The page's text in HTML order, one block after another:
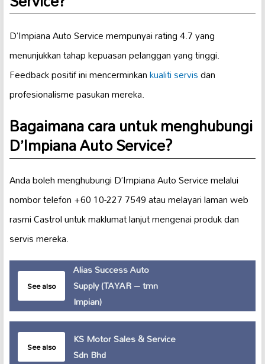
D’Impiana Auto Service mempunyai rating 4.7 yang
menunjukkan tahap kepuasan pelanggan yang tinggi.
Feedback positif ini mencerminkankualiti servisdan
profesionalisme pasukan mereka.
Bagaimana cara untuk menghubungi
D’Impiana Auto Service?
Anda boleh menghubungi D’Impiana Auto Service melalui
nombor telefon +60 10-227 7549 atau melayari laman web
rasmi Castrol untuk maklumat lanjut mengenai produk dan
servis mereka.
See also
Alias Success Auto
Supply (TAYAR – tmn
Impian)
See also
KS Motor Sales & Service
Sdn Bhd